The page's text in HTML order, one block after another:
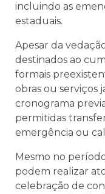
incluindo as
estaduais.
Apesar da
destinados ao
formais
obras ou serviços
cronograma
permitidas
emergência ou
Mesmo no
podem realizar
celebração de